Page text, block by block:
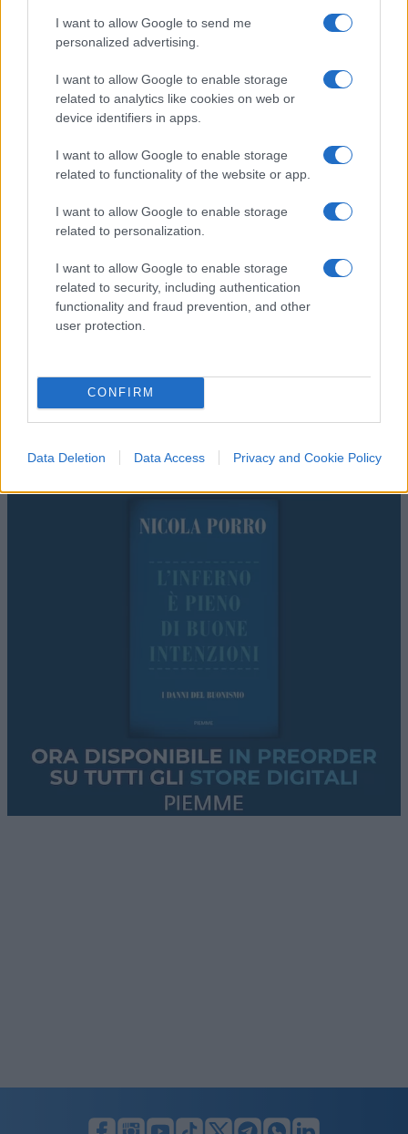
I want to allow Google to send me
personalized advertising.
I want to allow Google to enable storage
related to analytics like cookies on web or
device identifiers in apps.
I want to allow Google to enable storage
related to functionality of the website or app.
I want to allow Google to enable storage
related to personalization.
I want to allow Google to enable storage
related to security, including authentication
functionality and fraud prevention, and other
user protection.
CONFIRM
Data Deletion Data Access Privacy and Cookie Policy
4k
Democratici Usa sempre più ostaggio degli
islamo-comunisti